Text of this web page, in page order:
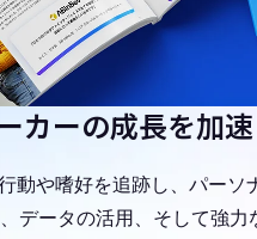
カーの成長を加速
動や嗜好を追跡し、パー
データの活用、そして強力